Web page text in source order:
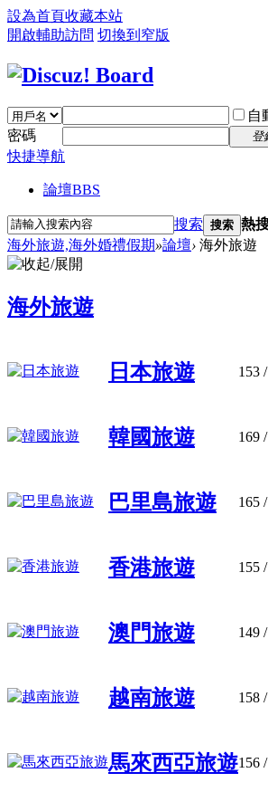
設為首頁收藏本站
開啟輔助訪問 切換到窄版
自
密碼
登
快捷導航
論壇BBS
搜索 搜索 熱
海外旅遊,海外婚禮假期»論壇› 海外旅遊
海外旅遊
日本旅遊 153
韓國旅遊 169
巴里島旅遊 165
香港旅遊 155
澳門旅遊 149
越南旅遊 158
馬來西亞旅遊156